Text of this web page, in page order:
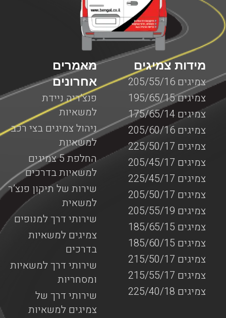
מאמרים
אחרונים
פנצ’ריה ניידת
למשאיות
ניהול צמיגים בצי רכב
למשאיות
החלפת 5 צמיגים
למשאיות בדרכים
שירות של תיקון פנצ’ר
למשאית
שירותי דרך למנופים
צמיגים למשאיות
בדרכים
שירותי דרך למשאיות
ומסחריות
שירותי דרך של
צמיגים למשאיות
מידות צמיגים
צמיגים 205/55/16
צמיגים 195/65/15
צמיגים 175/65/14
צמיגים 205/60/16
צמיגים 225/50/17
צמיגים 205/45/17
צמיגים 225/45/17
צמיגים 205/50/17
צמיגים 205/55/19
צמיגים 185/65/15
צמיגים 185/60/15
צמיגים 215/50/17
צמיגים 215/55/17
צמיגים 225/40/18